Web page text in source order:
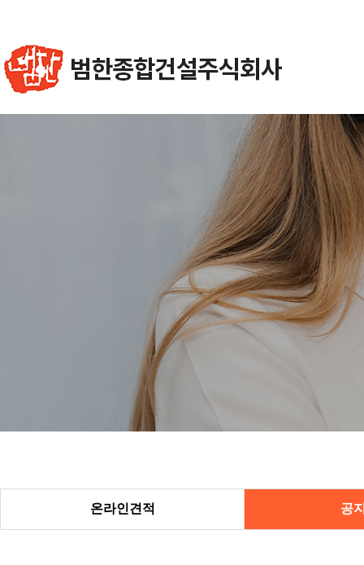
온라인견적 공